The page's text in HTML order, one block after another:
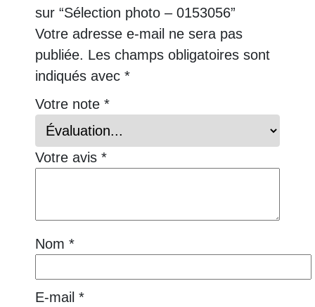
sur “Sélection photo – 0153056”
Votre adresse e-mail ne sera pas
publiée. Les champs obligatoires sont
indiqués avec *
Votre note *
Votre avis *
Nom *
E-mail *